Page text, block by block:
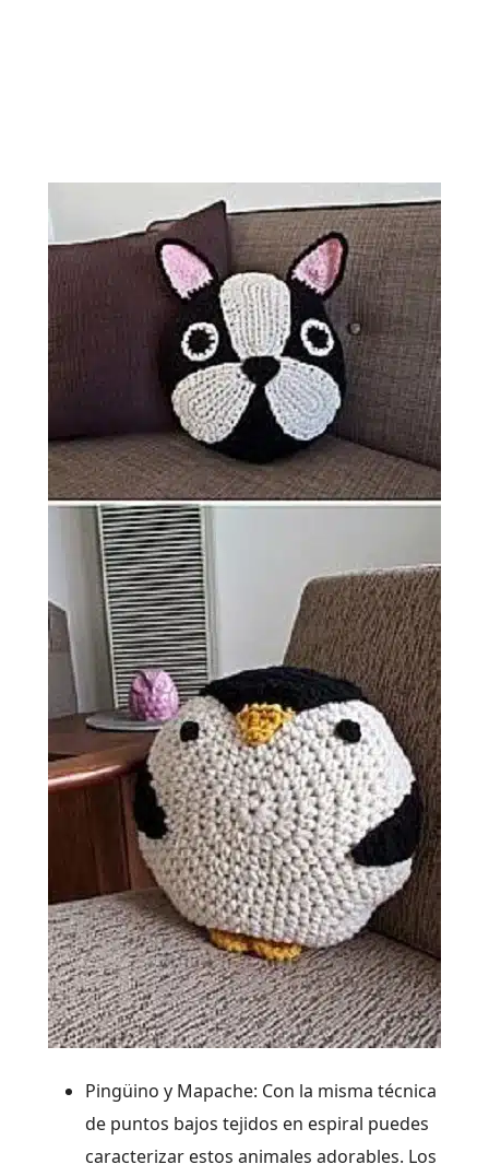
Pingüino y Mapache: Con la misma técnica
de puntos bajos tejidos en espiral puedes
caracterizar estos animales adorables. Los